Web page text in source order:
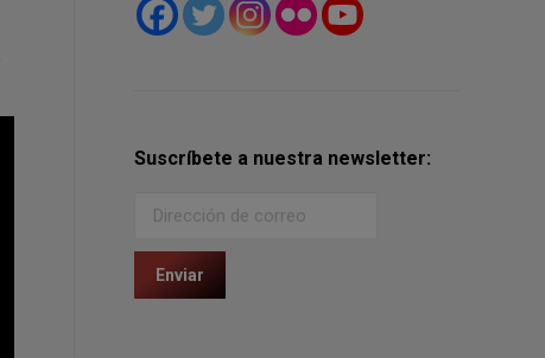
Suscríbete a nuestra newsletter: